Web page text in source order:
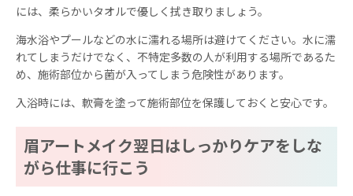
には、柔らかいタオルで優しく拭き取りましょう。
海水浴やプールなどの水に濡れる場所は避けてください。水に濡
れてしまうだけでなく、不特定多数の人が利用する場所であるた
め、施術部位から菌が入ってしまう危険性があります。
入浴時には、軟膏を塗って施術部位を保護しておくと安心です。
眉アートメイク翌日はしっかりケアをしな
がら仕事に行こう